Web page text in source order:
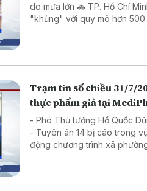
do mưa lớn 🚓 TP. Hồ Chí Minh triệt phá thành công đường dây cá độ bóng đá
"khủng" với quy mô hơn 500 tỷ đồng ⚔️ Cục diện xung
Trạm tin số chiều 31/7/
thực phẩm giả tại
- Phó Thủ tướng Hồ Quốc
- Tuyên án 14 bị cáo trong vụ sản
động chương trình xã phường XHCH - Phong trào Hamas nêu